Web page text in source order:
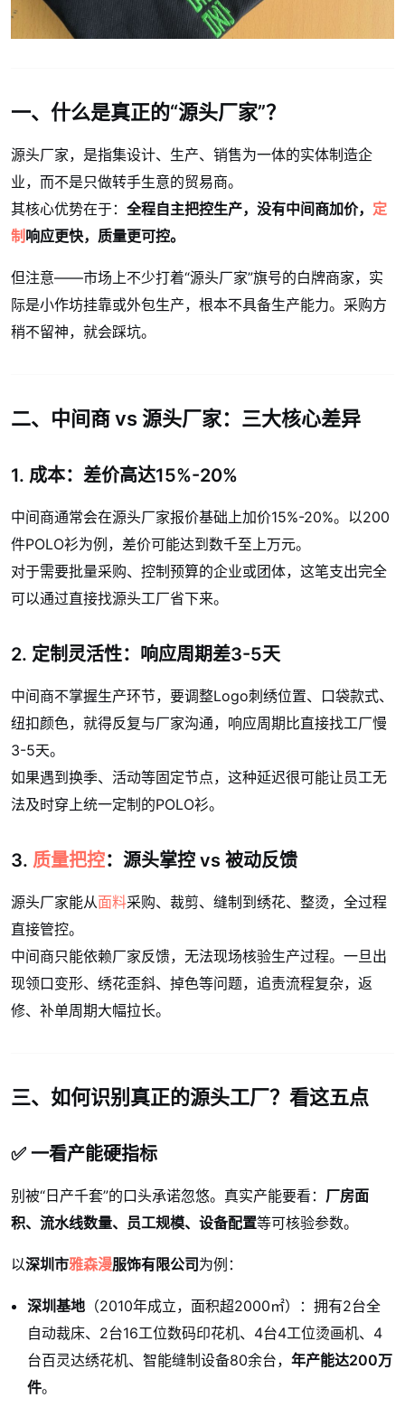
一、什么是真正的“源头厂家”？
源头厂家，是指集设计、生产、销售为一体的实体制造企
业，而不是只做转手生意的贸易商。
其核心优势在于： 全程自主把控生产，没有中间商加价， 定
制 响应更快，质量更可控。
但注意——市场上不少打着“源头厂家”旗号的白牌商家，实
际是小作坊挂靠或外包生产，根本不具备生产能力。采购方
稍不留神，就会踩坑。
二、中间商 vs 源头厂家：三大核心差异
1. 成本：差价高达15%-20%
中间商通常会在源头厂家报价基础上加价15%-20%。以200
件POLO衫为例，差价可能达到数千至上万元。
对于需要批量采购、控制预算的企业或团体，这笔支出完全
可以通过直接找源头工厂省下来。
2. 定制灵活性：响应周期差3-5天
中间商不掌握生产环节，要调整Logo刺绣位置、口袋款式、
纽扣颜色，就得反复与厂家沟通，响应周期比直接找工厂慢
3-5天。
如果遇到换季、活动等固定节点，这种延迟很可能让员工无
法及时穿上统一定制的POLO衫。
3. 质量把控：源头掌控 vs 被动反馈
源头厂家能从面料采购、裁剪、缝制到绣花、整烫，全过程
直接管控。
中间商只能依赖厂家反馈，无法现场核验生产过程。一旦出
现领口变形、绣花歪斜、掉色等问题，追责流程复杂，返
修、补单周期大幅拉长。
三、如何识别真正的源头工厂？看这五点
✅ 一看产能硬指标
别被“日产千套”的口头承诺忽悠。真实产能要看： 厂房面
积、流水线数量、员工规模、设备配置等可核验参数。
以深圳市雅森漫服饰有限公司 为例：
深圳基地 （2010年成立，面积超2000㎡）：拥有2台全
自动裁床、2台16工位数码印花机、4台4工位烫画机、4
台百灵达绣花机、智能缝制设备80余台， 年产能达200万
件。